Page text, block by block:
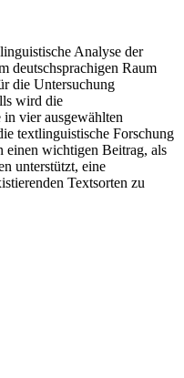
Analyse der
deutschsprachigen Raum
die Untersuchung
wird die
vier ausgewählten
textlinguistische Forschung
einen wichtigen Beitrag, als
unterstützt, eine
Textsorten zu